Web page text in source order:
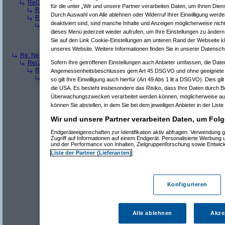
Re(2): Neue Auflösung: 5120x1600(
am 11.07.2006, 13:57:48)
Re(3): Neue Auflösung: 5120x1600(dizoam 11.07.2006, 13:58:27)
Re(3): Neue Auflösung: 5120x1600 (Pervasiveam 11.07.2006,
Re(4): Neue Auflösung: 5120x1600 (phjam 11.07.2006, 13:59:44)
Re(5): Neue Auflösung: 5120x1600(teletham 11.07.2006,
Re(5): Neue Auflösung: 5120x1600( Pervasiveam 11.07.2006,
Re(5): Neue Auflösung: 5120x1600(dizoam 11.07.2006,
Re: Neue Auflösung: 5120x1600
Re(2): Neue Auflösung: 5120x1600(Pervasiveam 11.07.2006,
Re(3): Neue Auflösung: 5120x1600(teletham 11.07.2006, 13:49:42)
Re(4): Neue Auflösung: 5120x1600(Pervasiveam 11.07.2006,
Re(5): Neue Auflösung: 5120x1600(dizo am 11.07.2006,
Re(6): Neue Auflösung: 5120x1600
(Pervasiveam
Re(7): Neue Auflösung: 5120x1600(dizo am 11.07.2006,
Re(8): Neue Auflösung: 5120x1600(Pervasive am
Re(9): Neue Auflösung: 5120x1600
dizo
am
Re(10): Neue Auflösung: 5120x1600(Pervasive
Re(11): Neue Auflösung: 5120x1600(dizoam
Re(12): Neue Auflösung: 5120x1600(phj
Re(13): Neue Auflösung: 5120x1600(
Re(14): Neue Auflösung: 5120x1600
Re(14): Neue Auflösung: 5120x1600(
Re(15): Neue Auflösung: 5120x1600
Re(18): Neue Auflösung:
Re(19): Neue
Re(5): Neue Auflösung: 5120x1600
am 11.07.2006,
für die unter „Wir und unsere Partner verarbeiten Daten, um Ihnen
Durch Auswahl von Alle ablehnen oder Widerruf Ihrer Einwilligung
deaktiviert sind, sind manche Inhalte und Anzeigen möglicherweise
dieses Menü jederzeit wieder aufrufen, um Ihre Einstellungen zu
Sie auf den Link Cookie-Einstellungen am unteren Rand der Webseite
unseres Website. Weitere Informationen finden Sie in unserer
Sofern Ihre getroffenen Einstellungen auch Anbieter umfassen, die
Angemessenheitsbeschlusses gem Art 45 DSGVO und ohne
so gilt Ihre Einwilligung auch hierfür (Art 49 Abs 1 lit a DSGVO). Dies
die USA. Es besteht insbesondere das Risiko, dass Ihre Daten durch
Überwachungszwecken verarbeitet werden können, möglicherweise
können Sie abstellen, in dem Sie bei dem jeweiligen Anbieter in der
Wir und unsere Partner verarbeiten Daten, um
Endgeräteeigenschaften zur Identifikation aktiv abfragen. Verwendung
Zugriff auf Informationen auf einem Endgerät. Personalisierte Werbung
und der Performance von Inhalten, Zielgruppenforschung sowie
Liste der Partner (Lieferanten)
Konfigurieren
Alle ablehnen